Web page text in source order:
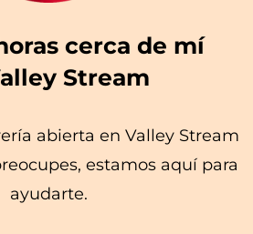
cerca de mí
Stream
abierta en Valley Stream
estamos aquí para
ayudarte.